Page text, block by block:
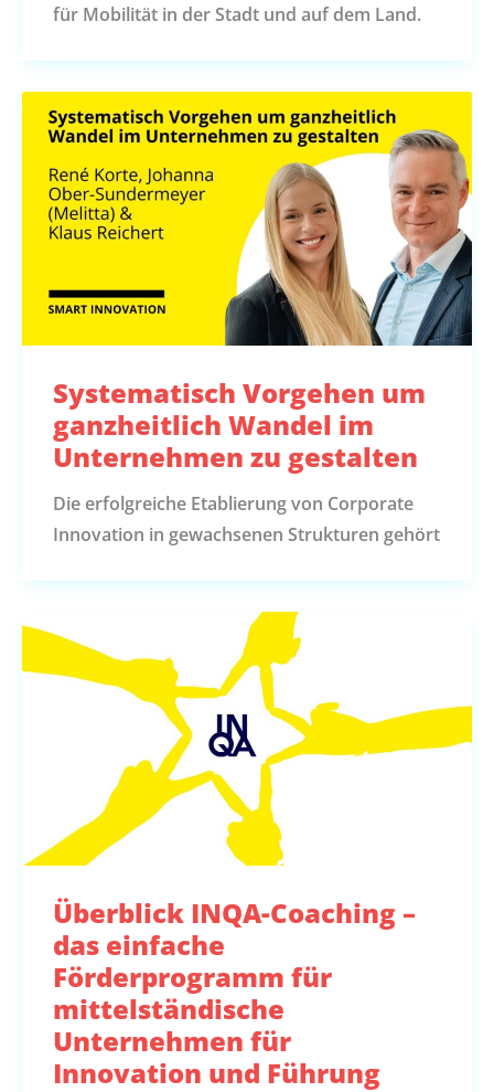
für Mobilität in der Stadt und auf dem Land.
Systematisch Vorgehen um
ganzheitlich Wandel im
Unternehmen zu gestalten
Die erfolgreiche Etablierung von Corporate
Innovation in gewachsenen Strukturen gehört
Überblick INQA-Coaching –
das einfache
Förderprogramm für
mittelständische
Unternehmen für
Innovation und Führung